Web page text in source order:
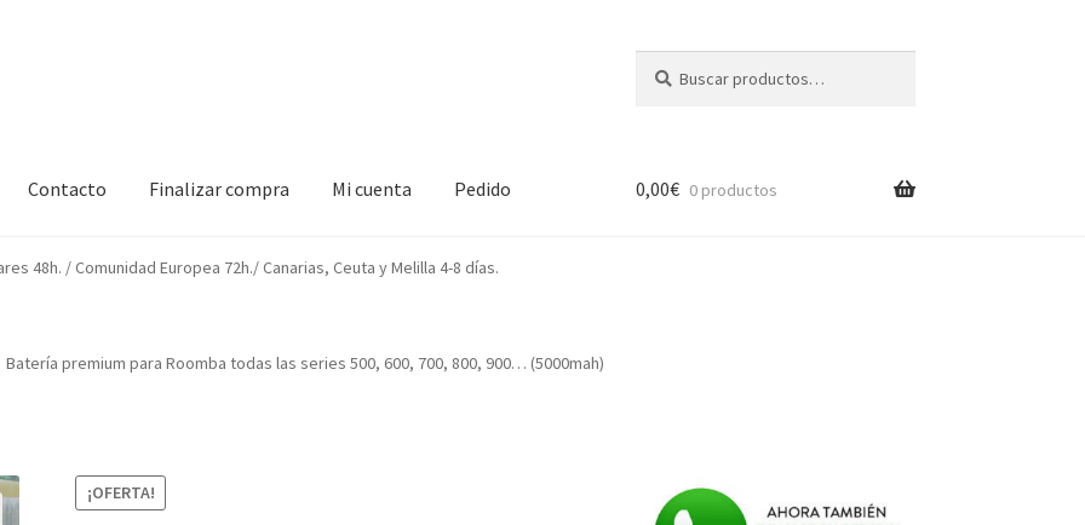
por:
Contacto Finalizar compra Mi cuenta Pedido
compraMi cuentaPedido
0,00€ 0 productos
48h. / Comunidad Europea 72h./ Canarias, Ceuta y Melilla 4-8 días.
Batería premium para Roomba todas las series 500, 600, 700, 800, 900… (5000mah)
¡OFERTA!